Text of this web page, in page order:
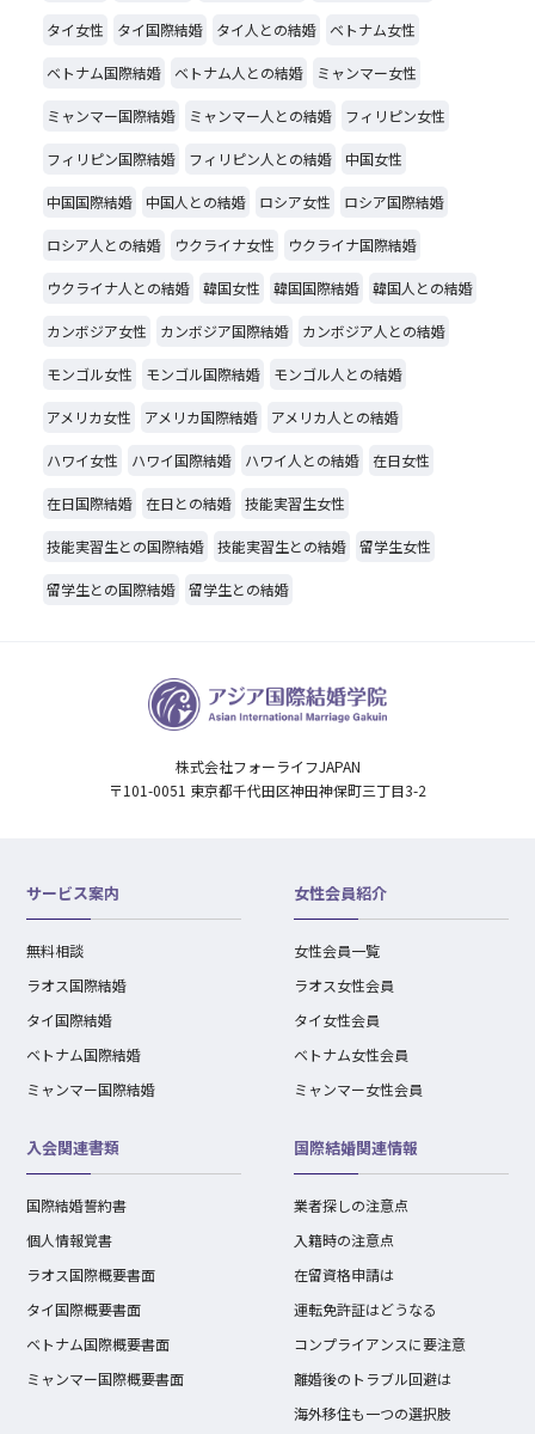
タイ女性 タイ国際結婚 タイ人との結婚 ベトナム女性
ベトナム国際結婚 ベトナム人との結婚 ミャンマー女性
ミャンマー国際結婚 ミャンマー人との結婚 フィリピン女性
フィリピン国際結婚 フィリピン人との結婚 中国女性
中国国際結婚 中国人との結婚 ロシア女性 ロシア国際結婚
ロシア人との結婚 ウクライナ女性 ウクライナ国際結婚
ウクライナ人との結婚 韓国女性 韓国国際結婚 韓国人との結婚
カンボジア女性 カンボジア国際結婚 カンボジア人との結婚
モンゴル女性 モンゴル国際結婚 モンゴル人との結婚
アメリカ女性 アメリカ国際結婚 アメリカ人との結婚
ハワイ女性 ハワイ国際結婚 ハワイ人との結婚 在日女性
在日国際結婚 在日との結婚 技能実習生女性
技能実習生との国際結婚 技能実習生との結婚 留学生女性
留学生との国際結婚 留学生との結婚
株式会社フォーライフJAPAN
〒101-0051 東京都千代田区神田神保町三丁目3-2
サービス案内
無料相談
ラオス国際結婚
タイ国際結婚
ベトナム国際結婚
ミャンマー国際結婚
女性会員紹介
女性会員一覧
ラオス女性会員
タイ女性会員
ベトナム女性会員
ミャンマー女性会員
入会関連書類
国際結婚誓約書
個人情報覚書
ラオス国際概要書面
タイ国際概要書面
ベトナム国際概要書面
ミャンマー国際概要書面
国際結婚関連情報
業者探しの注意点
入籍時の注意点
在留資格申請は
運転免許証はどうなる
コンプライアンスに要注意
離婚後のトラブル回避は
海外移住も一つの選択肢